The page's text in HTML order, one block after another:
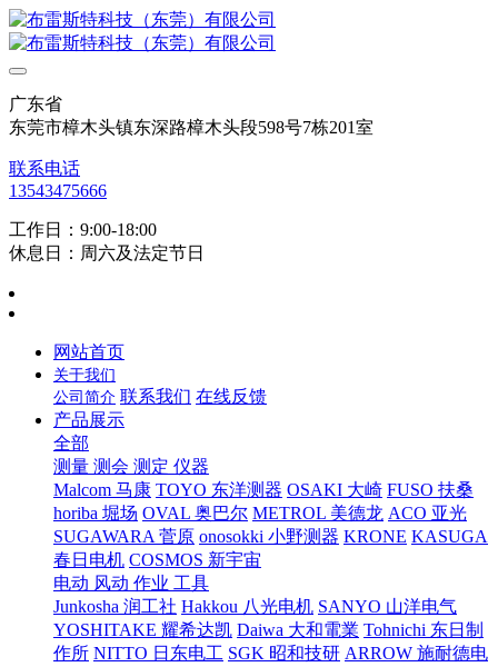
广东省
东莞市樟木头镇东深路樟木头段598号7栋201室
联系电话
13543475666
工作日：9:00-18:00
休息日：周六及法定节日
网站首页
关于我们
公司简介 联系我们 在线反馈
产品展示
全部
测量 测会 测定 仪器
Malcom 马康 TOYO 东洋测器 OSAKI 大崎 FUSO 扶桑
horiba 堀场 OVAL 奥巴尔 METROL 美德龙 ACO 亚光
SUGAWARA 菅原 onosokki 小野测器 KRONE KASUGA
春日电机 COSMOS 新宇宙
电动 风动 作业 工具
Junkosha 润工社 Hakkou 八光电机 SANYO 山洋电气
YOSHITAKE 耀希达凯 Daiwa 大和電業 Tohnichi 东日制
作所 NITTO 日东电工 SGK 昭和技研 ARROW 施耐德电